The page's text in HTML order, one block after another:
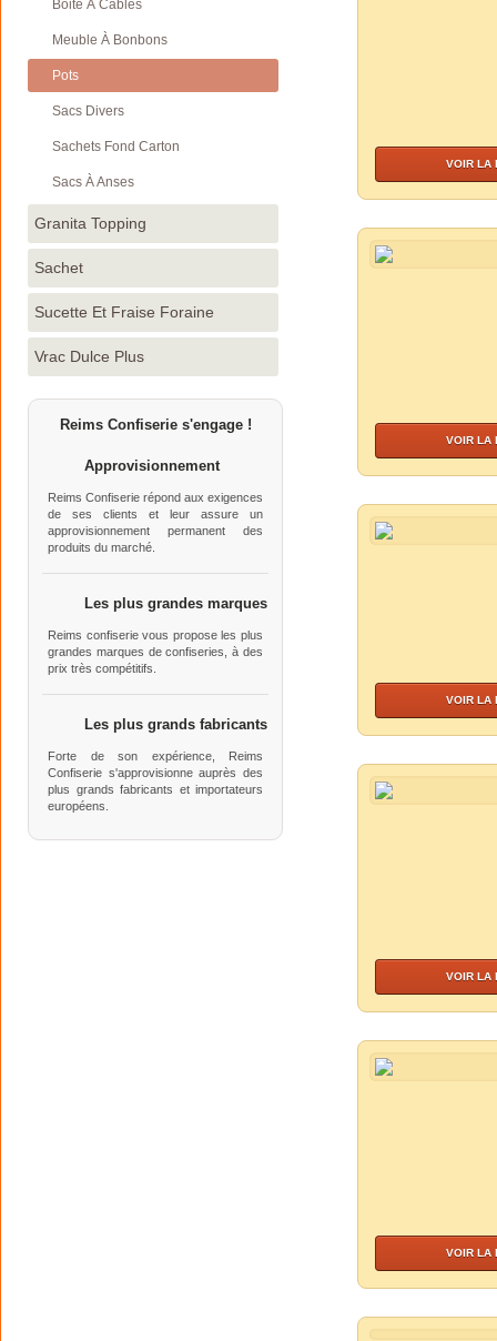
Boite À Câbles
Meuble À Bonbons
Pots
Sacs Divers
Sachets Fond Carton
Sacs À Anses
Granita Topping
Sachet
Sucette Et Fraise Foraine
Vrac Dulce Plus
Reims Confiserie s'engage !
Approvisionnement
Reims Confiserie répond aux exigences
de ses clients et leur assure un
approvisionnement permanent des
produits du marché.
Les plus grandes marques
Reims confiserie vous propose les plus
grandes marques de confiseries, à des
prix très compétitifs.
Les plus grands fabricants
Forte de son expérience, Reims
Confiserie s'approvisionne auprès des
plus grands fabricants et importateurs
européens.
VOIR LA
VOIR LA
VOIR LA
VOIR LA
VOIR LA